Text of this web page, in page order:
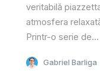
veritabilă
atmosfera
Printr-o serie de...
Gabriel Barliga